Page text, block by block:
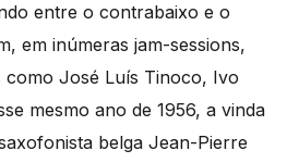
entre o contrabaixo e o
em inúmeras jam-sessions,
como José Luís Tinoco, Ivo
mesmo ano de 1956, a vinda
belga Jean-Pierre